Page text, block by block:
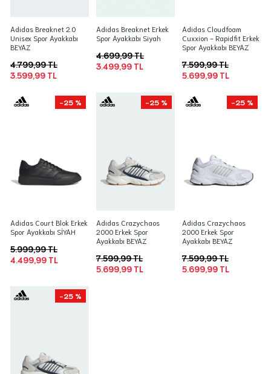
Adidas Breaknet 2.0
Unisex Spor Ayakkabı
BEYAZ
3.599,99 TL
4.799,99 TL
Adidas Breaknet Erkek
Spor Ayakkabı Siyah
3.499,99 TL
4.699,99 TL
Adidas Cloudfoam
Cuxxion - Rapidfit Erkek
Spor Ayakkabı BEYAZ
5.699,99 TL
7.599,99 TL
-25 %
Adidas Court Blok Erkek
Spor Ayakkabı SİYAH
4.499,99 TL
5.999,99 TL
-25 %
Adidas Crazychaos
2000 Erkek Spor
Ayakkabı BEYAZ
5.699,99 TL
7.599,99 TL
-25 %
Adidas Crazychaos
2000 Erkek Spor
Ayakkabı BEYAZ
5.699,99 TL
7.599,99 TL
-25 %